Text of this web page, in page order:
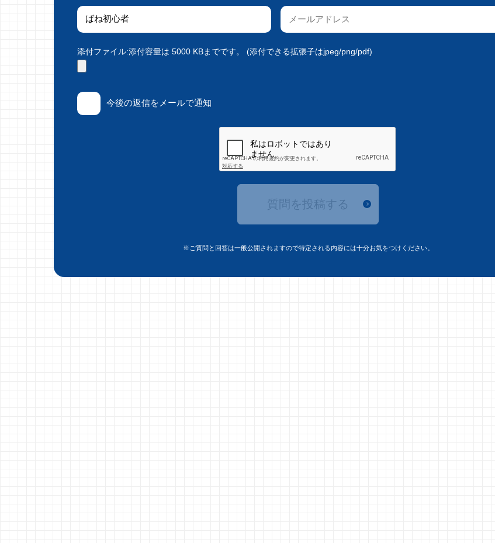
添付ファイル:添付容量は 5000 KBまでです。 (添付できる拡張子はjpeg/png/pdf)
今後の返信をメールで通知
質問を投稿する
※ご質問と回答は一般公開されますので特定される内容には十分お気をつけください。